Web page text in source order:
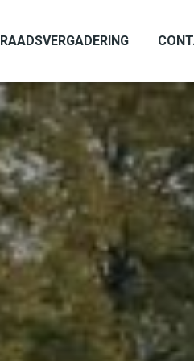
RAADSVERGADERING